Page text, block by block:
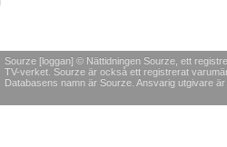
Sourze [loggan] © Nättidningen Sourze, ett
TV-verket. Sourze är också ett registrerat
Databasens namn är Sourze. Ansvarig utgivare är